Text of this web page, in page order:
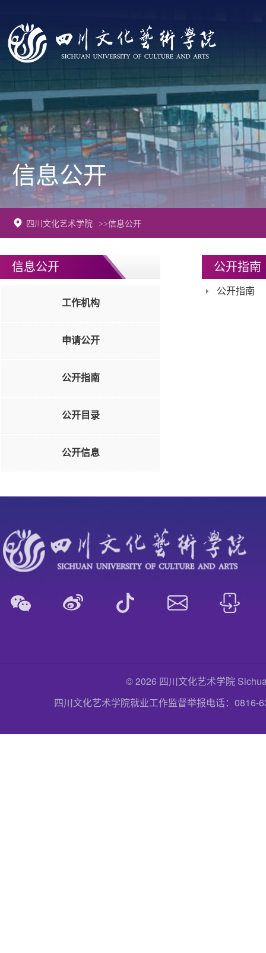
四川文化艺术学院 >>信息公开
信息公开
信息公开
工作机构
申请公开
公开指南
公开目录
公开信息
公开指南
公开指南
© 2026 四川文化艺术学院
四川文化艺术学院就业工作监督举报电话：